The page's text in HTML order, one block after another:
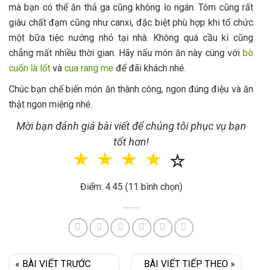
mà bạn có thể ăn thả ga cũng không lo ngán. Tôm cũng rất
giàu chất đạm cũng như canxi, đặc biệt phù hợp khi tổ chức
một bữa tiệc nướng nhỏ tại nhà. Không quá cầu kì cũng
chẳng mất nhiều thời gian. Hãy nấu món ăn này cùng với bò
cuốn là lốt và cua rang me để đãi khách nhé.
Chúc bạn chế biến món ăn thành công, ngon đúng điệu và ăn
thật ngon miệng nhé.
Mời bạn đánh giá bài viết để chúng tôi phục vụ bạn
tốt hơn!
☆
☆
☆
☆
☆
Điểm: 4.45 (11 bình chọn)
« BÀI VIẾT TRƯỚC
BÀI VIẾT TIẾP THEO »